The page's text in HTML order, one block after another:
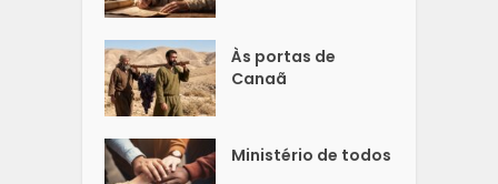
Às portas de
Canaã
Ministério de todos